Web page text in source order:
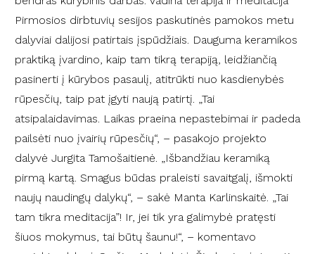
Pirmosios dirbtuvių sesijos paskutinės pamokos metu
dalyviai dalijosi patirtais įspūdžiais. Dauguma keramikos
praktiką įvardino, kaip tam tikrą terapiją, leidžiančią
pasinerti į kūrybos pasaulį, atitrūkti nuo kasdienybės
rūpesčių, taip pat įgyti naują patirtį. „Tai
atsipalaidavimas. Laikas praeina nepastebimai ir padeda
pailsėti nuo įvairių rūpesčių“, – pasakojo projekto
dalyvė Jurgita Tamošaitienė. „Išbandžiau keramiką
pirmą kartą. Smagus būdas praleisti savaitgalį, išmokti
naujų naudingų dalykų“, – sakė Manta Karlinskaitė. „Tai
tam tikra meditacija”! Ir, jei tik yra galimybė pratęsti
šiuos mokymus, tai būtų šaunu!“, – komentavo